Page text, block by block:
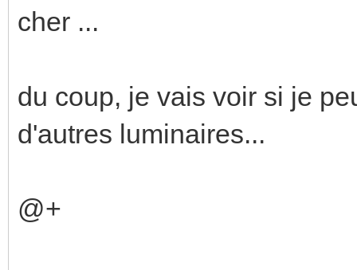
cher ...
du coup, je vais voir si je
d'autres luminaires...
@+